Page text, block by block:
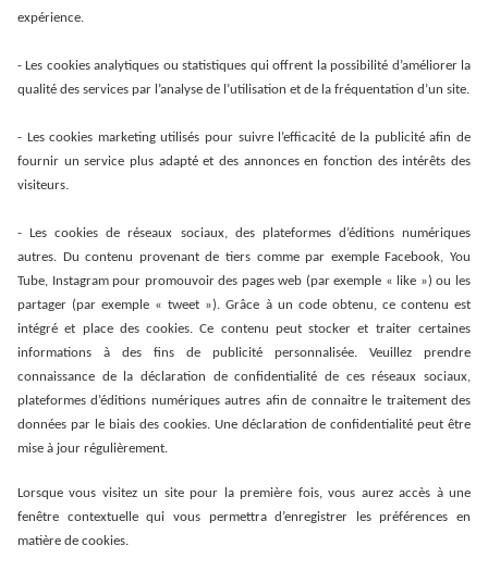
expérience.
- Les cookies analytiques ou statistiques qui offrent la possibilité d’améliorer la
qualité des services par l’analyse de l’utilisation et de la fréquentation d’un site.
- Les cookies marketing utilisés pour suivre l’efficacité de la publicité afin de
fournir un service plus adapté et des annonces en fonction des intérêts des
visiteurs.
- Les cookies de réseaux sociaux, des plateformes d’éditions numériques
autres. Du contenu provenant de tiers comme par exemple Facebook, You
Tube, Instagram pour promouvoir des pages web (par exemple « like ») ou les
partager (par exemple « tweet »). Grâce à un code obtenu, ce contenu est
intégré et place des cookies. Ce contenu peut stocker et traiter certaines
informations à des fins de publicité personnalisée. Veuillez prendre
connaissance de la déclaration de confidentialité de ces réseaux sociaux,
plateformes d’éditions numériques autres afin de connaitre le traitement des
données par le biais des cookies. Une déclaration de confidentialité peut être
mise à jour régulièrement.
Lorsque vous visitez un site pour la première fois, vous aurez accès à une
fenêtre contextuelle qui vous permettra d’enregistrer les préférences en
matière de cookies.